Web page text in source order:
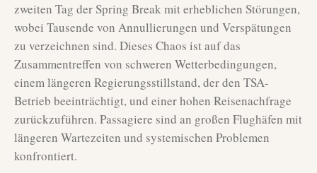
zweiten Tag der Spring Break mit erheblichen Störungen,
wobei Tausende von Annullierungen und Verspätungen
zu verzeichnen sind. Dieses Chaos ist auf das
Zusammentreffen von schweren Wetterbedingungen,
einem längeren Regierungsstillstand, der den TSA-
Betrieb beeinträchtigt, und einer hohen Reisenachfrage
zurückzuführen. Passagiere sind an großen Flughäfen mit
längeren Wartezeiten und systemischen Problemen
konfrontiert.